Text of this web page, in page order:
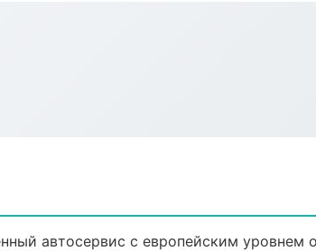
автосервис с европейским уровнем